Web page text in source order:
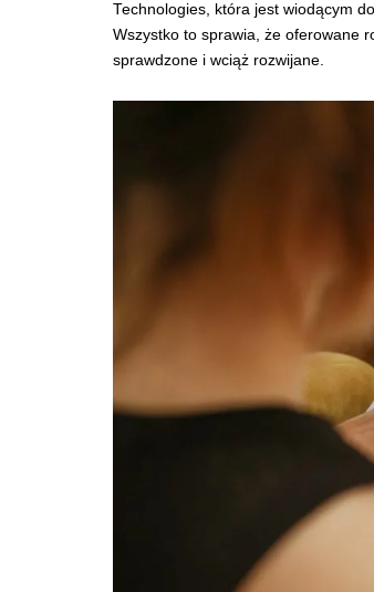
Technologies, która jest wiodącym
Wszystko to sprawia, że oferowane
sprawdzone i wciąż rozwijane.